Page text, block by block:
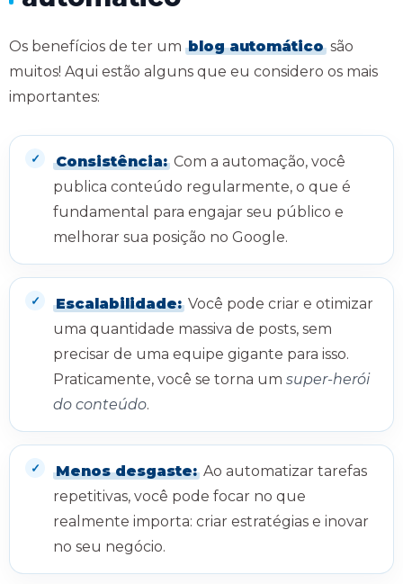
Os benefícios de ter um blog automático são
muitos! Aqui estão alguns que eu considero os mais
importantes:
Consistência: Com a automação, você
publica conteúdo regularmente, o que é
fundamental para engajar seu público e
melhorar sua posição no Google.
Escalabilidade: Você pode criar e otimizar
uma quantidade massiva de posts, sem
precisar de uma equipe gigante para isso.
Praticamente, você se torna um super-herói
do conteúdo.
Menos desgaste: Ao automatizar tarefas
repetitivas, você pode focar no que
realmente importa: criar estratégias e inovar
no seu negócio.